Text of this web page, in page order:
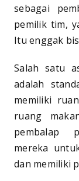
sebagai
pemilik tim,
Itu enggak
Salah satu
adalah
memiliki
ruang
pembalap
mereka
dan memiliki